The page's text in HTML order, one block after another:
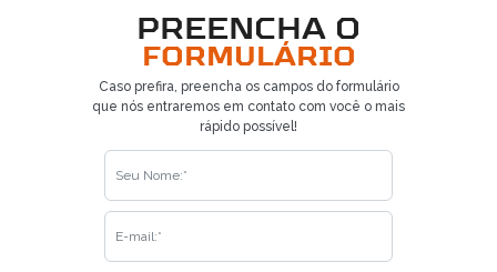
PREENCHA O
FORMULÁRIO
Caso prefira, preencha os campos do formulário
que nós entraremos em contato com você o mais
rápido possível!